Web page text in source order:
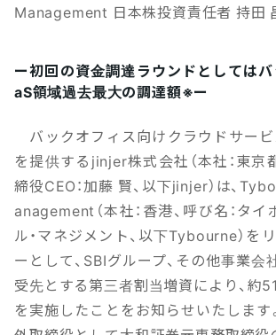
Management 日本株投資責任者 持田
ー初回の資金調達ラウンドとしては
aS領域過去最大の調達額※ー
バックオフィス向けクラウドサービ
を提供するjinjer株式会社（本社：東京
締役CEO：加藤 賢、以下jinjer）は、
anagement（本社：香港、呼び名：タイ
ル・マネジメント、以下Tybourne）を
ーとして、SBIグループ、その他事業会
受先とする第三者割当増資により、約
を実施したことをお知らせいたします